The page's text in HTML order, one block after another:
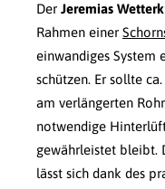
Der Jeremias
Rahmen einer
einwandiges System
schützen. Er sollte
am verlängerten
notwendige
gewährleistet bleibt.
lässt sich dank des